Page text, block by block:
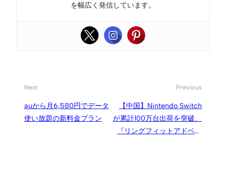
を幅広く発信しています。
Next
auから月6,580円でデータ
使い放題の新料金プラン
Previous
【中国】Nintendo Switch
が累計100万台出荷を突破、
『リングフィットアドベン